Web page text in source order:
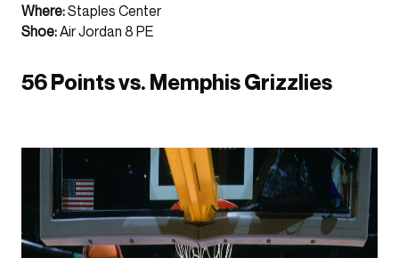
Where:Staples Center
Shoe:Air Jordan 8 PE
56 Points vs. Memphis Grizzlies